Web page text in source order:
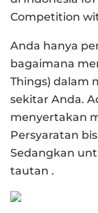
Competition
Anda hanya
bagaimana
Things) dalam
sekitar Anda.
menyertakan
Persyaratan
Sedangkan
tautan .